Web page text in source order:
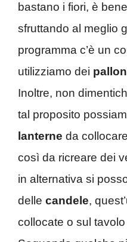
bastano i fiori, è
sfruttando al meglio
programma c’è un
utilizziamo dei
Inoltre, non
tal proposito
lanterne da
così da ricreare dei
in alternativa si
delle candele,
collocate o sul